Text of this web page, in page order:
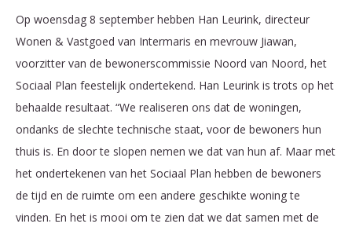
Op woensdag 8 september hebben Han Leurink, directeur
Wonen & Vastgoed van Intermaris en mevrouw Jiawan,
voorzitter van de bewonerscommissie Noord van Noord, het
Sociaal Plan feestelijk ondertekend. Han Leurink is trots op het
behaalde resultaat. “We realiseren ons dat de woningen,
ondanks de slechte technische staat, voor de bewoners hun
thuis is. En door te slopen nemen we dat van hun af. Maar met
het ondertekenen van het Sociaal Plan hebben de bewoners
de tijd en de ruimte om een andere geschikte woning te
vinden. En het is mooi om te zien dat we dat samen met de